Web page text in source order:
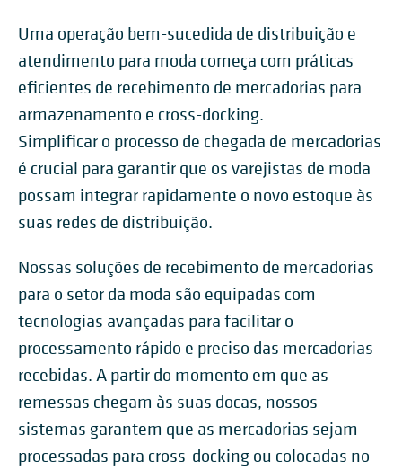
Uma operação bem-sucedida de distribuição e
atendimento para moda começa com práticas
eficientes de recebimento de mercadorias para
armazenamento e cross-docking.
Simplificar o processo de chegada de mercadorias
é crucial para garantir que os varejistas de moda
possam integrar rapidamente o novo estoque às
suas redes de distribuição.
Nossas soluções de recebimento de mercadorias
para o setor da moda são equipadas com
tecnologias avançadas para facilitar o
processamento rápido e preciso das mercadorias
recebidas. A partir do momento em que as
remessas chegam às suas docas, nossos
sistemas garantem que as mercadorias sejam
processadas para cross-docking ou colocadas no